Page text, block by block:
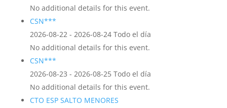
No additional details for this event.
CSN***
2026-08-22 - 2026-08-24 Todo el día
No additional details for this event.
CSN***
2026-08-23 - 2026-08-25 Todo el día
No additional details for this event.
CTO ESP SALTO MENORES